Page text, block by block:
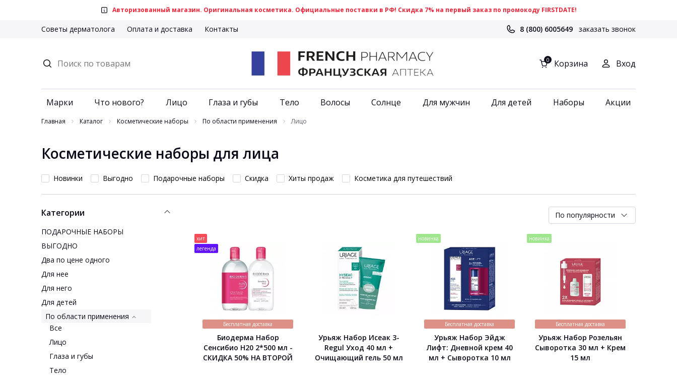
Авторизованный магазин. Оригинальная косметика. Официальные поставки в РФ! Скидка 7% на первый заказ по промокоду FIRSTDATE!
Советы дерматолога Оплата и доставка Контакты 8 (800) 6005649 заказать звонок
0 Корзина Вход
Марки Что нового? Лицо Глаза и губы Тело Волосы Солнце Для мужчин Для детей Наборы Акции
Главная Каталог Косметические наборы По области применения Лицо
Косметические наборы для лица
Новинки Выгодно Подарочные наборы Скидка Хиты продаж Косметика для путешествий
Категории
ПОДАРОЧНЫЕ НАБОРЫ
ВЫГОДНО
Два по цене одного
Для нее
Для него
Для детей
По области применения
Все
Лицо
Глаза и губы
Тело
По популярности
Цена по возрастанию
Цена по убыванию
хит
легенда
Бесплатная доставка
Биодерма Набор
Сенсибио H20 2*500 мл -
СКИДКА 50% НА ВТОРОЙ
Урьяж Набор Исеак 3-
Regul Уход 40 мл +
Очищающий гель 50 мл
новинка
Бесплатная доставка
Урьяж Набор Эйдж
Лифт: Дневной крем 40
мл + Сыворотка 10 мл
новинка
Бесплатная доставка
Урьяж Набор Розельян
Сыворотка 30 мл + Крем
15 мл